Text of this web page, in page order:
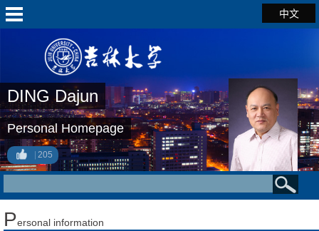
中文
DING Dajun
Personal Homepage
205
Personal information